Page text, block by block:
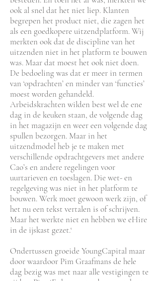
ook al snel dat het niet liep. Klanten
begrepen het product niet, die zagen het
als een goedkopere uitzendplatform. Wij
merkten ook dat de discipline van het
uitzenden niet in het platform te bouwen
was. Maar dat moest het ook niet doen.
De bedoeling was dat er meer in termen
van ‘opdrachten’ en minder van ‘functies’
moest worden gehandeld.
Arbeidskrachten wilden best wel de ene
dag in de keuken staan, de volgende dag
in het magazijn en weer een volgende dag
spullen bezorgen. Maar in het
uitzendmodel heb je te maken met
verschillende opdrachtgevers met andere
Cao’s en andere regelingen voor
uurtarieven en toeslagen. Die wet- en
regelgeving was niet in het platform te
bouwen. Werk moet gewoon werk zijn, of
het nu een tekst vertalen is of schrijven.
Maar het werkte niet en hebben we eHire
in de ijskast gezet.‘
Ondertussen groeide YoungCapital maar
door waardoor Pim Graafmans de hele
dag bezig was met naar alle vestigingen te